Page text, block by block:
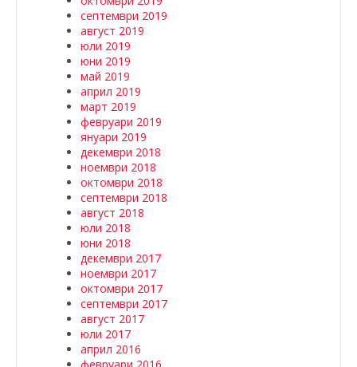
септември 2019
август 2019
юли 2019
юни 2019
май 2019
април 2019
март 2019
февруари 2019
януари 2019
декември 2018
ноември 2018
октомври 2018
септември 2018
август 2018
юли 2018
юни 2018
декември 2017
ноември 2017
октомври 2017
септември 2017
август 2017
юли 2017
април 2016